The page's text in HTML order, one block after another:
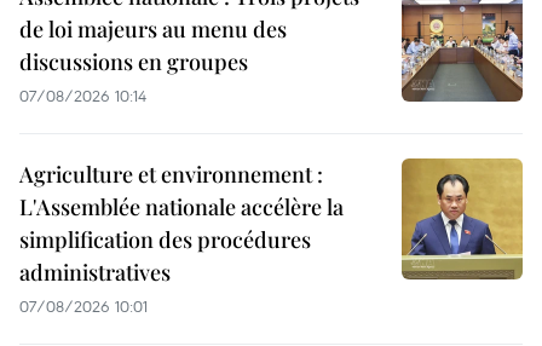
de loi majeurs au menu des
discussions en groupes
07/08/2026 10:14
Agriculture et environnement :
L'Assemblée nationale accélère la
simplification des procédures
administratives
07/08/2026 10:01